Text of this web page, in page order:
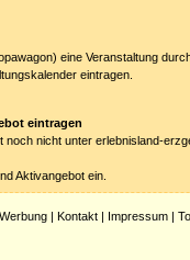
eine Veranstaltung
eintragen.
eintragen
noch nicht unter erlebnisland-
Aktivangebot ein.
| Kontakt | Impressum |